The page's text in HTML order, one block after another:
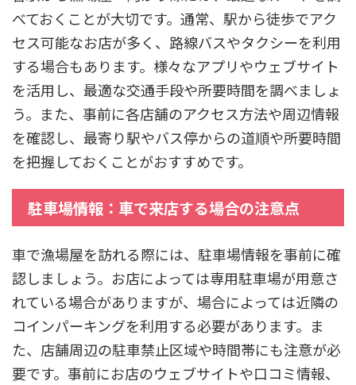
べておくことが大切です。通常、駅から徒歩でアク
セス可能なお店が多く、路線バスやタクシーを利用
する場合もあります。様々なアプリやウェブサイト
を活用し、最適な交通手段や所要時間を調べましょ
う。また、事前に各店舗のアクセス方法や周辺情報
を確認し、最寄り駅やバス停からの道順や所要時間
を把握しておくことがおすすめです。
駐車場情報：車で来店する場合の注意点
車で漁場屋を訪れる際には、駐車場情報を事前に確
認しましょう。お店によっては専用駐車場が用意さ
れている場合がありますが、場合によっては近隣の
コインパーキングを利用する必要があります。ま
た、店舗周辺の駐車禁止区域や時間帯にも注意が必
要です。事前にお店のウェブサイトや口コミ情報、